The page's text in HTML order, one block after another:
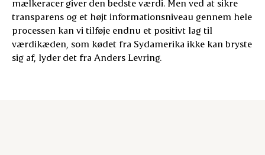
mælkeracer giver den bedste værdi. Men ved at sikre
transparens og et højt informationsniveau gennem hele
processen kan vi tilføje endnu et positivt lag til
værdikæden, som kødet fra Sydamerika ikke kan bryste
sig af, lyder det fra Anders Levring.